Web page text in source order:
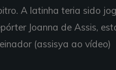
A latinha teria sido
Joanna de Assis,
(assisya ao vídeo)